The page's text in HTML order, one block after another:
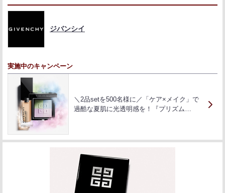
ジバンシイ
実施中のキャンペーン
＼2品setを500名様に／「ケア×メイク」で
過酷な夏肌に光透明感を！『プリズム…